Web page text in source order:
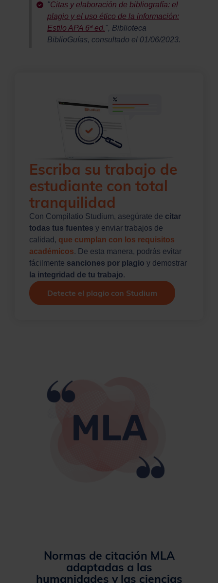
"Citas y elaboración de bibliografía: el
plagio y el uso ético de la información:
Estilo APA 6ª ed.", Biblioteca
BiblioGuías, consultado el 01/06/2023.
Escriba su trabajo de
estudiante con total
tranquilidad
Con Compilatio Studium, asegúrate de citar
todas tus fuentes y enviar trabajos de
calidad, que cumplan con los requisitos
académicos. De esta manera, podrás evitar
fácilmente sanciones por plagio y demostrar
la integridad de tu trabajo.
Detecte el plagio con Studium
Normas de citación MLA
adaptadas a las
humanidades y las ciencias